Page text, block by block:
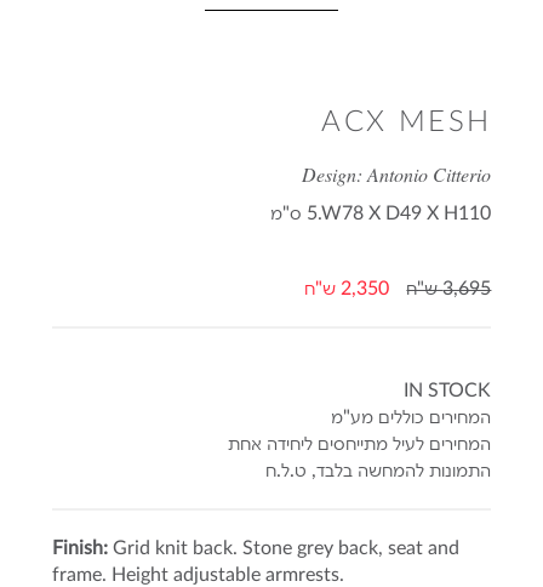
ACX MESH
Design: Antonio Citterio
5.W78 X D49 X H110 ס"מ
3,695 ש"ח 2,350 ש"ח
IN STOCK
המחירים כוללים מע"מ
המחירים לעיל מתייחסים ליחידה אחת
התמונות להמחשה בלבד, ט.ל.ח
Finish:Grid knit back. Stone grey back, seat and
frame. Height adjustable armrests.